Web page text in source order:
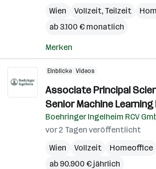
Wien Vollzeit, Teilzeit
ab 3.100 € monatlich
Merken
Einblicke Videos
Associate Principal
Senior Machine Learning
Boehringer Ingelheim RCV
vor 2 Tagen veröffentlicht
Wien
Vollzeit
Homeoffice
ab 90.900 € jährlich